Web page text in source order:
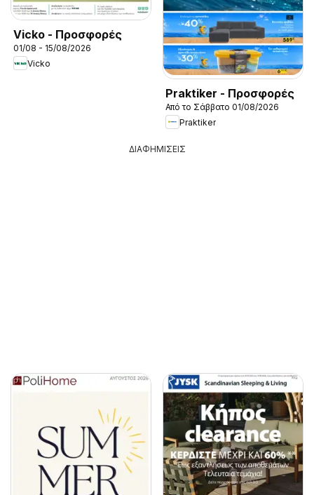
Vicko - Προσφορές
01/08 - 15/08/2026
Vicko
Praktiker - Προσφορές
Από το Σάββατο 01/08/2026
Praktiker
ΔΙΑΦΗΜΙΣΕΙΣ